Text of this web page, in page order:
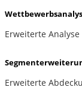
Erweiterte
Erweiterte